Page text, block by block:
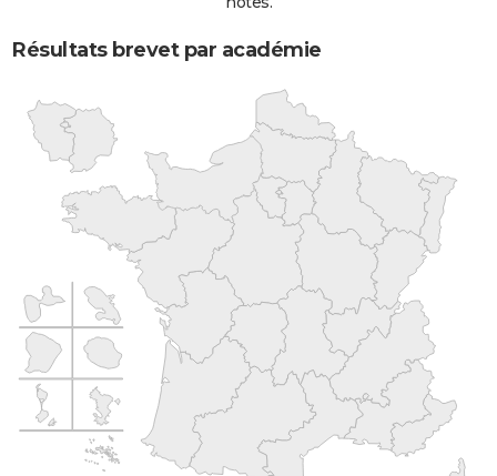
Résultats brevet par académie